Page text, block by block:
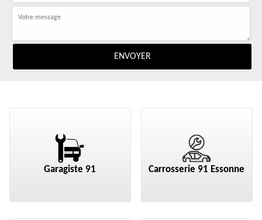
Garagiste 91 Carrosserie 91 Essonne